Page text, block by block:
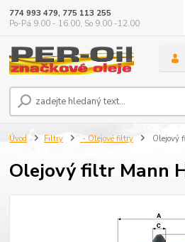
774 993 479, 775 113 255
Po-Pá 9.00 - 16.00, So 9.00 -12.00
Úvod Filtry - Olejové filtry Olejový
Olejový filtr Mann